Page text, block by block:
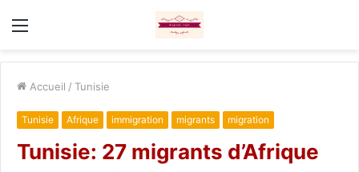
Menu
Accueil / Tunisie
Tunisie Afrique immigration migrants migration
Tunisie: 27 migrants d’Afrique